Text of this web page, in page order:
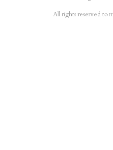
All rights reserved to